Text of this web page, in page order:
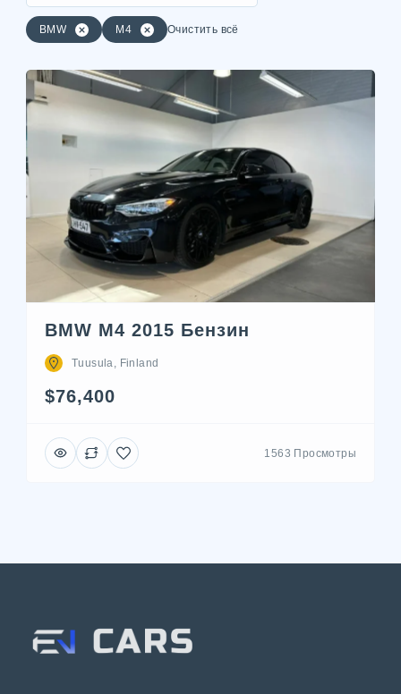
BMW M4 Очистить всё
BMW M4 2015 Бензин
Tuusula, Finland
$76,400
1563 Просмотры